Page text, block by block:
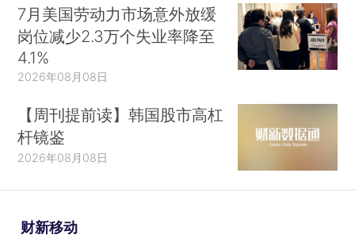
7月美国劳动力市场意外放缓
岗位减少2.3万个失业率降至
4.1%
2026年08月08日
【周刊提前读】韩国股市高杠
杆镜鉴
2026年08月08日
财新移动